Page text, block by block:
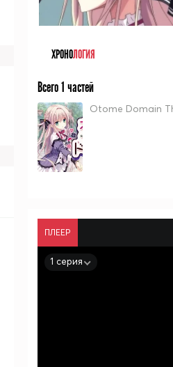
ХРОНОЛОГИЯ
Всего 1 частей
Otome Domain
ПЛЕЕР
1 серия